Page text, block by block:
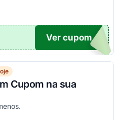
VO10
Ver cupom
Cupom na sua